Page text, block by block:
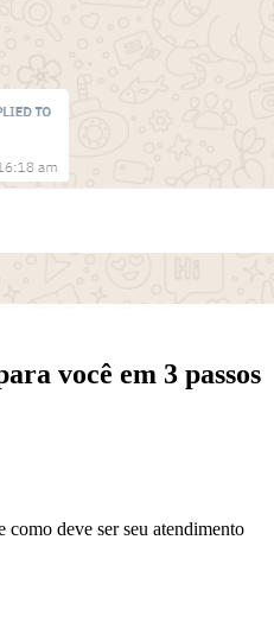
você em 3 passos
como deve ser seu atendimento